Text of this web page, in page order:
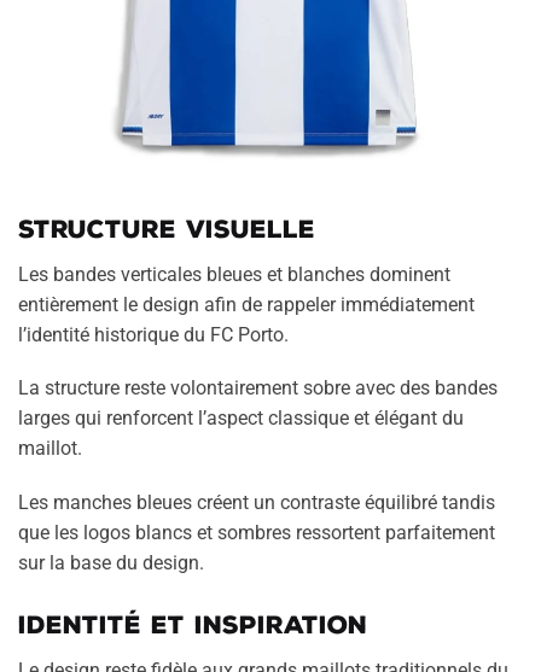
Structure visuelle
Les bandes verticales bleues et blanches dominent
entièrement le design afin de rappeler immédiatement
l’identité historique du FC Porto.
La structure reste volontairement sobre avec des bandes
larges qui renforcent l’aspect classique et élégant du
maillot.
Les manches bleues créent un contraste équilibré tandis
que les logos blancs et sombres ressortent parfaitement
sur la base du design.
Identité et inspiration